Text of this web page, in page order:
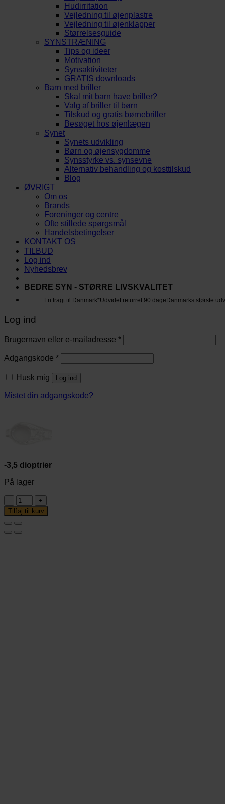
Hudirritation
Vejledning til øjenplastre
Vejledning til øjenklapper
Størrelsesguide
SYNSTRÆNING
Tips og ideer
Motivation
Synsaktiviteter
GRATIS downloads
Barn med briller
Skal mit barn have briller?
Valg af briller til børn
Tilskud og gratis børnebriller
Besøget hos øjenlægen
Synet
Synets udvikling
Børn og øjensygdomme
Synsstyrke vs. synsevne
Alternativ behandling og kosttilskud
Blog
ØVRIGT
Om os
Brands
Foreninger og centre
Ofte stillede spørgsmål
Handelsbetingelser
KONTAKT OS
TILBUD
Log ind
Nyhedsbrev
BEDRE SYN - STØRRE LIVSKVALITET
Fri fragt til Danmark*Udvidet returret 90 dage Danmarks største
Log ind
Brugernavn eller e-mailadresse *
Adgangskode *
Husk mig Log ind
Mistet din adgangskode?
-3,5 dioptrier
På lager
-3,5
dioptrier
antal
Tilføj til kurv